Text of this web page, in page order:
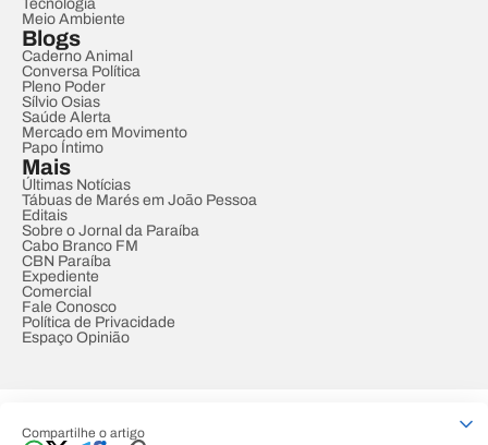
Compartilhe o artigo
Tecnologia
Meio Ambiente
Blogs
Caderno Animal
Conversa Política
Pleno Poder
Sílvio Osias
Saúde Alerta
Mercado em Movimento
Papo Íntimo
Mais
Últimas Notícias
Tábuas de Marés em João Pessoa
Editais
Sobre o Jornal da Paraíba
Cabo Branco FM
CBN Paraíba
Expediente
Comercial
Fale Conosco
Política de Privacidade
Espaço Opinião